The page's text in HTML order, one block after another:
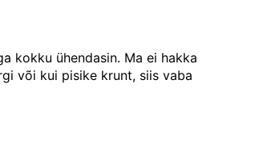
kokku ühendasin. Ma ei hakka
või kui pisike krunt, siis vaba